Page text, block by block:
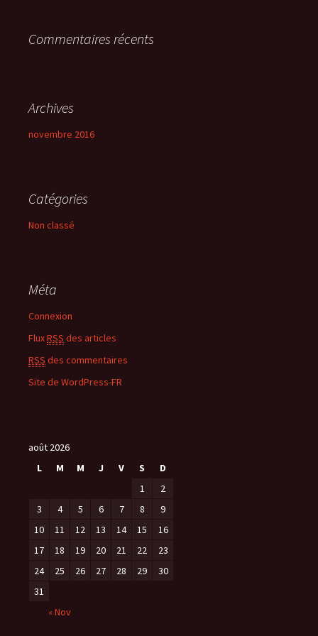
:Commentaires récents
Archives
novembre 2016
Catégories
Non classé
Méta
Connexion
FluxRSS des articles
RSS des commentaires
Site de WordPress-FR
août 2026
L
M M J V S D
« Nov
1
2
3
4 5 6 7 8
9
10
11 12 13 14 15
16
17
18 19 20 21 22
23
24
25 26 27 28 29
30
31